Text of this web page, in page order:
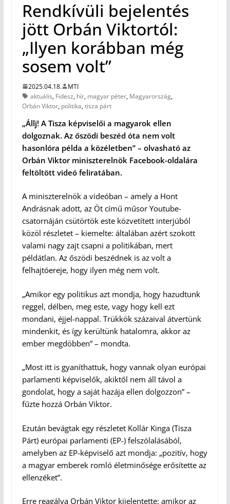
Rendkívüli bejelentés
jött Orbán Viktortól:
„Ilyen korábban még
sosem volt”
2025.04.18.
MTI
aktuális, Fidesz, hír, magyar péter, Magyarország,
Orbán Viktor, politika,tisza párt
„Állj! A Tisza képviselői a magyarok ellen
dolgoznak. Az őszödi beszéd óta nem volt
hasonlóra példa a közéletben” – olvasható az
Orbán Viktor miniszterelnök Facebook-oldalára
feltöltött videó feliratában.
A miniszterelnök a videóban – amely a Hont
Andrásnak adott, az Öt című műsor Youtube-
csatornáján csütörtök este közvetített interjúból
közöl részletet – kiemelte: általában azért szokott
valami nagy zajt csapni a politikában, mert
példátlan. Az őszödi beszédnek is az volt a
felhajtóereje, hogy ilyen még nem volt.
„Amikor egy politikus azt mondja, hogy hazudtunk
reggel, délben, meg este, vagy hogy kell ezt
mondani, éjjel-nappal. Trükkök százaival átvertünk
mindenkit, és így kerültünk hatalomra, akkor az
ember megdöbben” – mondta.
„Most itt is gyaníthattuk, hogy vannak olyan európai
parlamenti képviselők, akiktől nem áll távol a
gondolat, hogy a saját hazája ellen dolgozzon” –
fűzte hozzá Orbán Viktor.
Ezután bevágtak egy részletet Kollár Kinga (Tisza
Párt) európai parlamenti (EP-) felszólalásából,
amelyben az EP-képviselő azt mondja: „pozitív, hogy
a magyar emberek romló életminősége erősítette az
ellenzéket”.
Erre reagálva Orbán Viktor kijelentette: amikor az